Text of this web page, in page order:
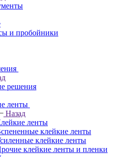
и пробойники
решения
ленты
Назад
ленты
клейкие ленты
клейкие ленты
клейкие ленты и пленки